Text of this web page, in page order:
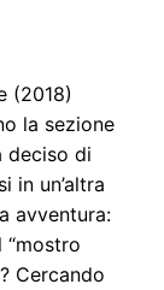
(2018)
la sezione
deciso di
in un’altra
avventura:
“mostro
Cercando